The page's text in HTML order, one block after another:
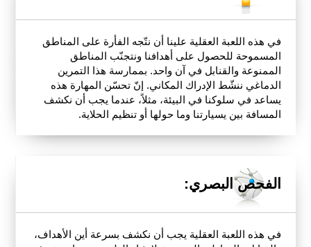
في هذه اللعبة العقلية علينا أن نتّجه الفأرة على المناطق
المسموحة للحصول على أهدافنا ونتجنّب المناطق
الممنوعة والقنابل في آن واحد. بممارسة هذا التمرين
الدماغي ننشّط الإدراك المكاني. إنّ تحسّن المهارة هذه
يساعد في سلوكنا في البيئة، مثلاً، عندما يجب أن نكشف
المسافة بين يسيارتنا وما حولها أو تنظيم الحلاية.
الفحص البصري:
في هذه اللعبة العقلية يجب أن نكشف بسرعة أين الأهداف،